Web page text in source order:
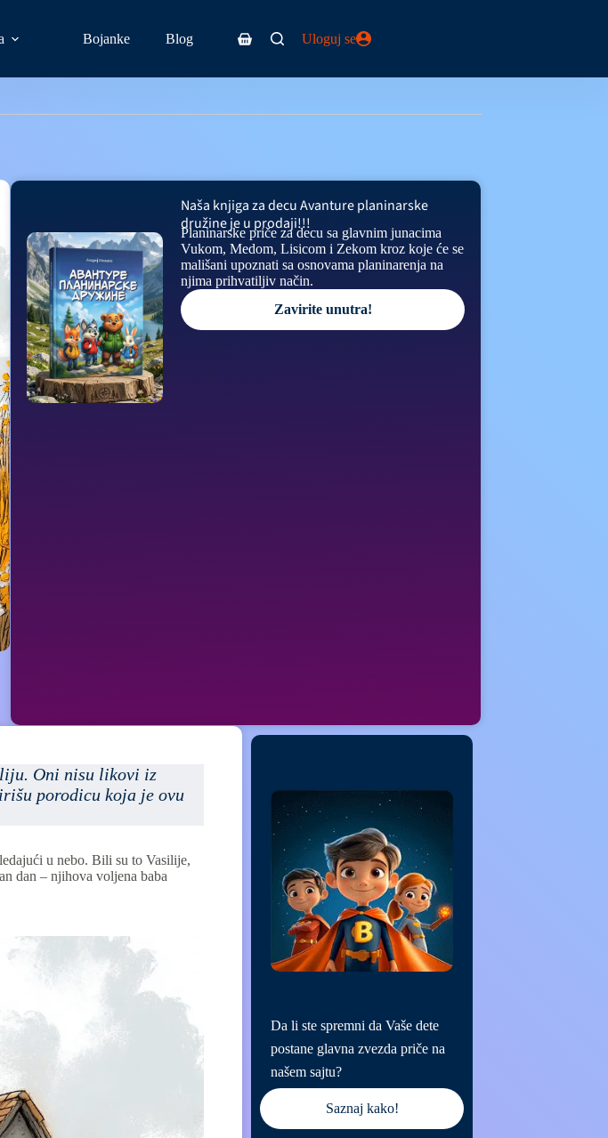
Bojanke Blog Uloguj se
Naša knjiga za decu Avanture planinarske
družine je u prodaji!!!
Planinarske priče za decu sa glavnim junacima
Vukom, Medom, Lisicom i Zekom kroz koje će se
mališani upoznati sa osnovama planinarenja na
njima prihvatiljiv način.
Zavirite unutra!
Oni nisu likovi iz
porodicu koja je ovu
u nebo. Bili su to Vasilije,
dan – njihova voljena baba
Da li ste spremni da Vaše dete
postane glavna zvezda priče na
našem sajtu?
Saznaj kako!